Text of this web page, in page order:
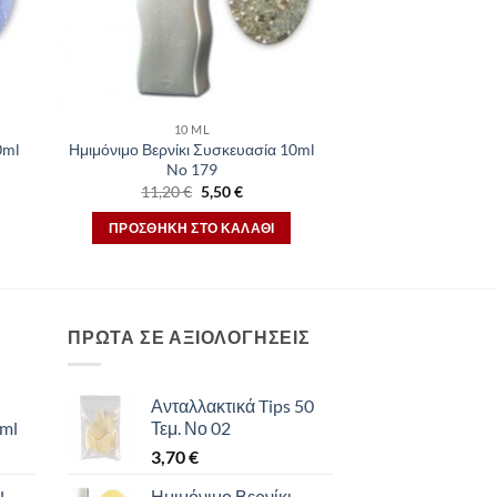
10 ML
Ημιμόνιμο Βερνίκι Συσκευασία 10ml
No 179
11,20€ Original
price
was:
11,20 €.
5,50€Η
τιμή
είναι:
ΠΡΟΣΘΉΚΗ ΣΤΟ ΚΑΛΆΘΙ
ΠΡΩΤΑ ΣΕ ΑΞΙΟΛΟΓΗΣΕΙΣ
Ανταλλακτικά Tips 50
Τεμ. Νο 02
3,70€